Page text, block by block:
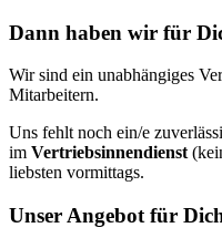
Dann haben wir für
Wir sind ein unabhängiges
Mitarbeitern.
Uns fehlt noch ein/e
im Vertriebsinnendienst
liebsten vormittags.
Unser Angebot für